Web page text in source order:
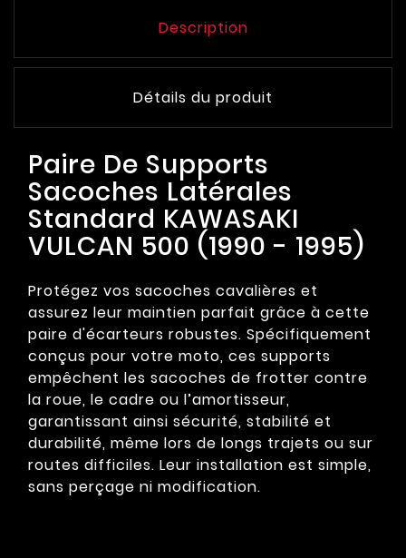
Description
Détails du produit
Paire De Supports
Sacoches Latérales
Standard KAWASAKI
VULCAN 500 (1990 - 1995)
Protégez vos sacoches cavalières et
assurez leur maintien parfait grâce à cette
paire d'écarteurs robustes. Spécifiquement
conçus pour votre moto, ces supports
empêchent les sacoches de frotter contre
la roue, le cadre ou l’amortisseur,
garantissant ainsi sécurité, stabilité et
durabilité, même lors de longs trajets ou sur
routes difficiles. Leur installation est simple,
sans perçage ni modification.